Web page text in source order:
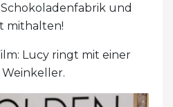
und
mithalten!
Lucy ringt mit einer